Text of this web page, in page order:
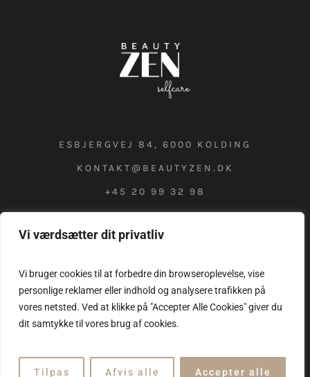
Vi værdsætter dit privatliv
Vi bruger cookies til at forbedre din browseroplevelse, vise
personlige reklamer eller indhold og analysere trafikken på
vores netsted. Ved at klikke på "Accepter Alle Cookies" giver du
dit samtykke til vores brug af cookies.
Tilpas Afvis alle Accepter alle
ESBJERGVEJ 84, 6000 KOLDING
KONTAKT@BEAUTYZEN.DK
+45 20 99 32 98
COOKIE & PRIVATLIVSPOLITIK